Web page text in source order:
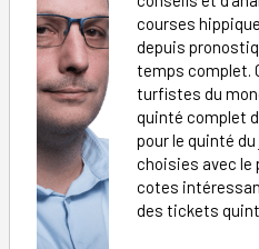
courses
depuis
temps complet.
turfistes du
quinté complet
pour le quinté
choisies avec le
cotes
des tickets